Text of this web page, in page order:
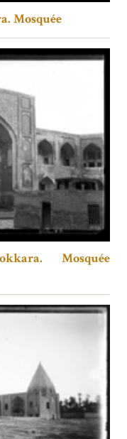
Mosquée
Mosquée